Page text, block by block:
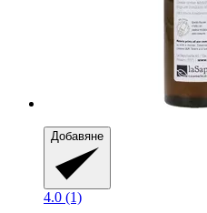
Добавяне
4.0 (1)